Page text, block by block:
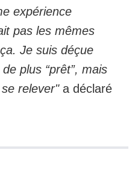
expérience
pas les mêmes
Je suis déçue
de plus “prêt”, mais
relever" a déclaré